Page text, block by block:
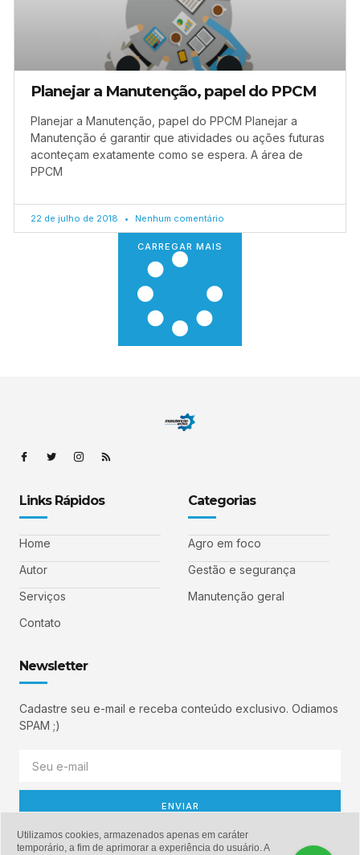
Planejar a Manutenção, papel do PPCM
Planejar a Manutenção, papel do PPCM Planejar a
Manutenção é garantir que atividades ou ações futuras
aconteçam exatamente como se espera. A área de
PPCM
22 de julho de 2018 Nenhum comentário
CARREGAR MAIS
Links Rápidos
Home
Autor
Serviços
Contato
Categorias
Agro em foco
Gestão e segurança
Manutenção geral
Newsletter
Cadastre seu e-mail e receba conteúdo exclusivo. Odiamos
SPAM ;)
ENVIAR
Utilizamos cookies, armazenados apenas em caráter
temporário, a fim de aprimorar a experiência do usuário. A